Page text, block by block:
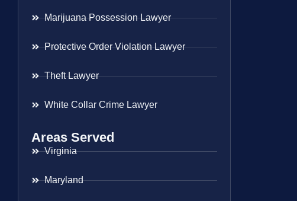
Marijuana Possession Lawyer
Protective Order Violation Lawyer
Theft Lawyer
White Collar Crime Lawyer
Areas Served
Virginia
Maryland